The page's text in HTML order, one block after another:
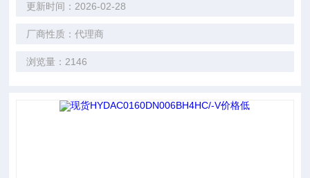
更新时间：2026-02-28
厂商性质：代理商
浏览量：2146